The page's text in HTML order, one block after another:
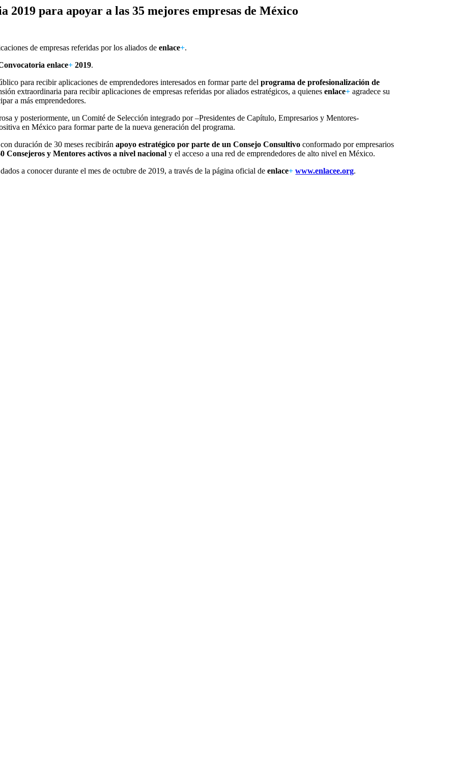
para apoyar a las 35 mejores empresas de México
de empresas referidas por los aliados deenlace+.
enlace+ 2019.
para recibir aplicaciones de emprendedores interesados en formar parte delprograma de profesionalización de
extraordinaria para recibir aplicaciones de empresas referidas por aliados estratégicos, a quienesenlace+ agradece su
a más emprendedores.
y posteriormente, un Comité de Selección integrado por –Presidentes de Capítulo, Empresarios y Mentores-
en México para formar parte de la nueva generación del programa.
duración de 30 meses recibiránapoyo estratégico por parte de un Consejo Consultivo conformado por empresarios
Consejeros y Mentores activos a nivel nacional y el acceso a una red de emprendedores de alto nivel en México.
a conocer durante el mes de octubre de 2019, a través de la página oficial deenlace+www.enlacee.org.